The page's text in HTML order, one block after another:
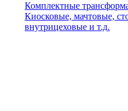
Комплектные
Киосковые, мачтовые,
внутрицеховые и т.д.